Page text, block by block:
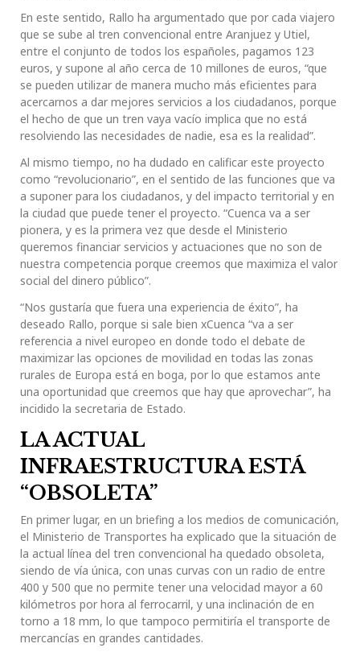
En este sentido, Rallo ha argumentado que por cada viajero
que se sube al tren convencional entre Aranjuez y Utiel,
entre el conjunto de todos los españoles, pagamos 123
euros, y supone al año cerca de 10 millones de euros, “que
se pueden utilizar de manera mucho más eficientes para
acercarnos a dar mejores servicios a los ciudadanos, porque
el hecho de que un tren vaya vacío implica que no está
resolviendo las necesidades de nadie, esa es la realidad”.
Al mismo tiempo, no ha dudado en calificar este proyecto
como “revolucionario”, en el sentido de las funciones que va
a suponer para los ciudadanos, y del impacto territorial y en
la ciudad que puede tener el proyecto. “Cuenca va a ser
pionera, y es la primera vez que desde el Ministerio
queremos financiar servicios y actuaciones que no son de
nuestra competencia porque creemos que maximiza el valor
social del dinero público”.
“Nos gustaría que fuera una experiencia de éxito”, ha
deseado Rallo, porque si sale bien xCuenca “va a ser
referencia a nivel europeo en donde todo el debate de
maximizar las opciones de movilidad en todas las zonas
rurales de Europa está en boga, por lo que estamos ante
una oportunidad que creemos que hay que aprovechar”, ha
incidido la secretaria de Estado.
LA ACTUAL
INFRAESTRUCTURA ESTÁ
“OBSOLETA”
En primer lugar, en un briefing a los medios de comunicación,
el Ministerio de Transportes ha explicado que la situación de
la actual línea del tren convencional ha quedado obsoleta,
siendo de vía única, con unas curvas con un radio de entre
400 y 500 que no permite tener una velocidad mayor a 60
kilómetros por hora al ferrocarril, y una inclinación de en
torno a 18 mm, lo que tampoco permitiría el transporte de
mercancías en grandes cantidades.